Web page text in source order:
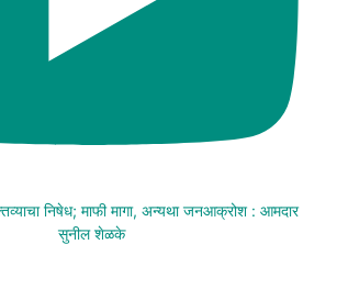
निषेध; माफी मागा, अन्यथा जनआक्रोश : आमदार
सुनील शेळके